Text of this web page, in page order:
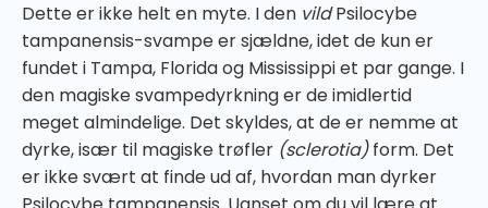
Dette er ikke helt en myte. I den vildPsilocybe
tampanensis-svampe er sjældne, idet de kun er
fundet i Tampa, Florida og Mississippi et par gange. I
den magiske svampedyrkning er de imidlertid
meget almindelige. Det skyldes, at de er nemme at
dyrke, især til magiske trøfler (sclerotia)form. Det
er ikke svært at finde ud af, hvordan man dyrker